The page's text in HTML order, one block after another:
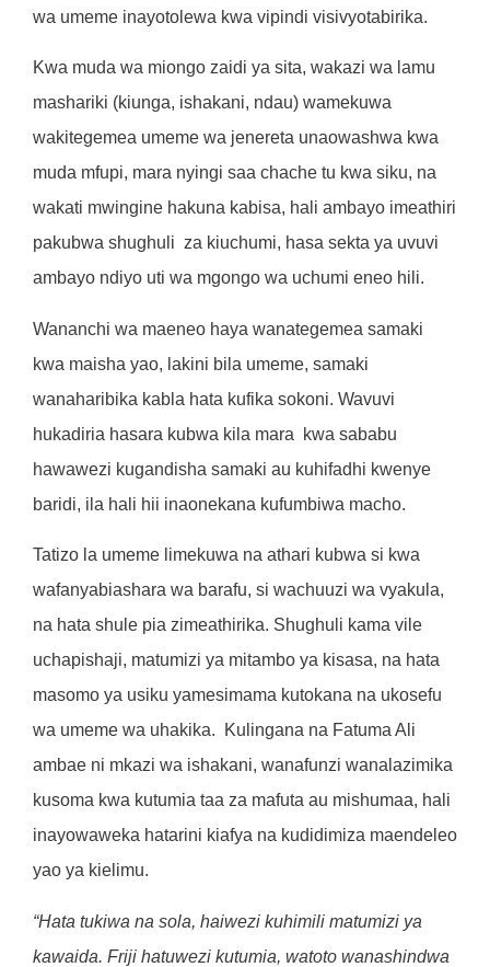
wa umeme inayotolewa kwa vipindi visivyotabirika.
Kwa muda wa miongo zaidi ya sita, wakazi wa lamu
mashariki (kiunga, ishakani, ndau) wamekuwa
wakitegemea umeme wa jenereta unaowashwa kwa
muda mfupi, mara nyingi saa chache tu kwa siku, na
wakati mwingine hakuna kabisa, hali ambayo imeathiri
pakubwa shughuli za kiuchumi, hasa sekta ya uvuvi
ambayo ndiyo uti wa mgongo wa uchumi eneo hili.
Wananchi wa maeneo haya wanategemea samaki
kwa maisha yao, lakini bila umeme, samaki
wanaharibika kabla hata kufika sokoni. Wavuvi
hukadiria hasara kubwa kila mara kwa sababu
hawawezi kugandisha samaki au kuhifadhi kwenye
baridi, ila hali hii inaonekana kufumbiwa macho.
Tatizo la umeme limekuwa na athari kubwa si kwa
wafanyabiashara wa barafu, si wachuuzi wa vyakula,
na hata shule pia zimeathirika. Shughuli kama vile
uchapishaji, matumizi ya mitambo ya kisasa, na hata
masomo ya usiku yamesimama kutokana na ukosefu
wa umeme wa uhakika. Kulingana na Fatuma Ali
ambae ni mkazi wa ishakani, wanafunzi wanalazimika
kusoma kwa kutumia taa za mafuta au mishumaa, hali
inayowaweka hatarini kiafya na kudidimiza maendeleo
yao ya kielimu.
“Hata tukiwa na sola, haiwezi kuhimili matumizi ya
kawaida. Friji hatuwezi kutumia, watoto wanashindwa